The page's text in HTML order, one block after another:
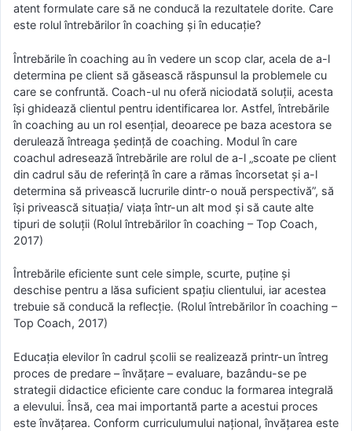
atent formulate care să ne conducă la rezultatele dorite. Care
este rolul întrebărilor în coaching şi în educaţie?
Întrebările în coaching au în vedere un scop clar, acela de a-l
determina pe client să găsească răspunsul la problemele cu
care se confruntă. Coach-ul nu oferă niciodată soluţii, acesta
îşi ghidează clientul pentru identificarea lor. Astfel, întrebările
în coaching au un rol esenţial, deoarece pe baza acestora se
derulează întreaga şedinţă de coaching. Modul în care
coachul adresează întrebările are rolul de a-l „scoate pe client
din cadrul său de referinţă în care a rămas încorsetat şi a-l
determina să privească lucrurile dintr-o nouă perspectivă”, să
îşi privească situaţia/ viaţa într-un alt mod şi să caute alte
tipuri de soluţii (Rolul întrebărilor în coaching – Top Coach,
2017)
Întrebările eficiente sunt cele simple, scurte, puţine şi
deschise pentru a lăsa suficient spaţiu clientului, iar acestea
trebuie să conducă la reflecţie. (Rolul întrebărilor în coaching –
Top Coach, 2017)
Educaţia elevilor în cadrul şcolii se realizează printr-un întreg
proces de predare – învăţare – evaluare, bazându-se pe
strategii didactice eficiente care conduc la formarea integrală
a elevului. Însă, cea mai importantă parte a acestui proces
este învăţarea. Conform curriculumului naţional, învăţarea este